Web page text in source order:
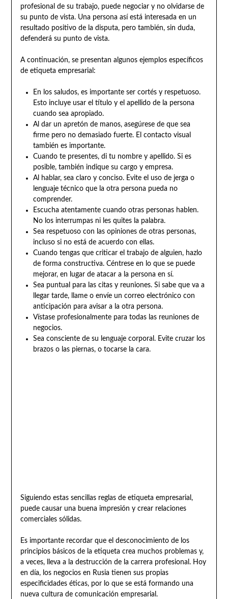
profesional de su trabajo, puede negociar y no olvidarse de
su punto de vista. Una persona así está interesada en un
resultado positivo de la disputa, pero también, sin duda,
defenderá su punto de vista.
A continuación, se presentan algunos ejemplos específicos
de etiqueta empresarial:
En los saludos, es importante ser cortés y respetuoso.
Esto incluye usar el título y el apellido de la persona
cuando sea apropiado.
Al dar un apretón de manos, asegúrese de que sea
firme pero no demasiado fuerte. El contacto visual
también es importante.
Cuando te presentes, di tu nombre y apellido. Si es
posible, también indique su cargo y empresa.
Al hablar, sea claro y conciso. Evite el uso de jerga o
lenguaje técnico que la otra persona pueda no
comprender.
Escucha atentamente cuando otras personas hablen.
No los interrumpas ni les quites la palabra.
Sea respetuoso con las opiniones de otras personas,
incluso si no está de acuerdo con ellas.
Cuando tengas que criticar el trabajo de alguien, hazlo
de forma constructiva. Céntrese en lo que se puede
mejorar, en lugar de atacar a la persona en sí.
Sea puntual para las citas y reuniones. Si sabe que va a
llegar tarde, llame o envíe un correo electrónico con
anticipación para avisar a la otra persona.
Vístase profesionalmente para todas las reuniones de
negocios.
Sea consciente de su lenguaje corporal. Evite cruzar los
brazos o las piernas, o tocarse la cara.
Siguiendo estas sencillas reglas de etiqueta empresarial,
puede causar una buena impresión y crear relaciones
comerciales sólidas.
Es importante recordar que el desconocimiento de los
principios básicos de la etiqueta crea muchos problemas y,
a veces, lleva a la destrucción de la carrera profesional. Hoy
en día, los negocios en Rusia tienen sus propias
especificidades éticas, por lo que se está formando una
nueva cultura de comunicación empresarial.